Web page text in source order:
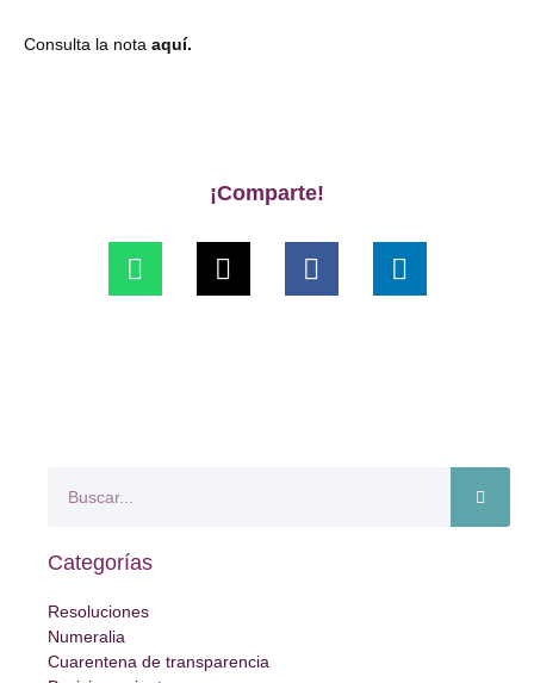
Consulta la nota aquí.
¡Comparte!
Categorías
Resoluciones
Numeralia
Cuarentena de transparencia